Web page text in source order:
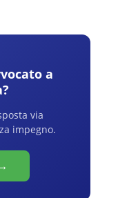
a
?
via
impegno.